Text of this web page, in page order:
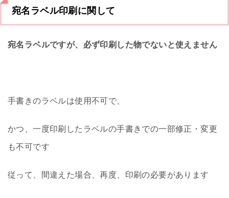
宛名ラベル印刷に関して
宛名ラベルですが、必ず印刷した物でないと使えません
手書きのラベルは使用不可で、
かつ、一度印刷したラベルの手書きでの一部修正・変更
も不可です
従って、間違えた場合、再度、印刷の必要があります